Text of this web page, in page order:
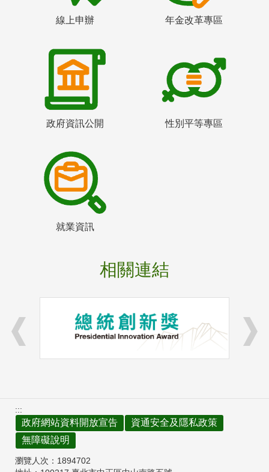
線上申辦 年金改革專區
政府資訊公開 性別平等專區
就業資訊
相關連結
:::
政府網站資料開放宣告
資通安全及隱私政策
無障礙說明
瀏覽人次： 1894702